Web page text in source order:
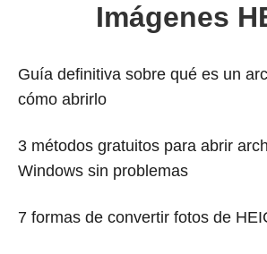
Imágenes
Guía definitiva sobre qué es un
cómo abrirlo
3 métodos gratuitos para abrir
Windows sin problemas
7 formas de convertir fotos de